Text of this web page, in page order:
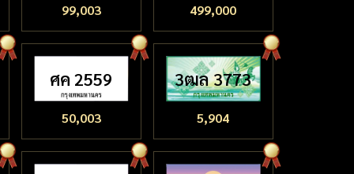
99,003 499,000
ศค 2559
50,003
3ฒล 3773
5,904